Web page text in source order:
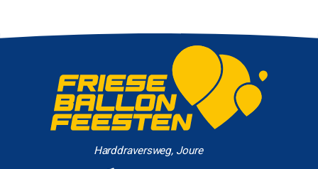
Harddraversweg, Joure